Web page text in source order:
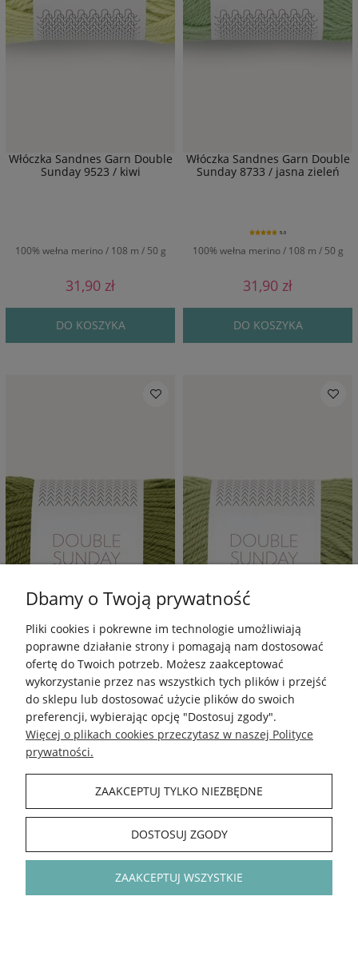
Włóczka Sandnes Garn Double
Sunday 9523 / kiwi
100% wełna merino / 108 m / 50 g
31,90 zł
DO KOSZYKA
Włóczka Sandnes Garn Double
Sunday 8733 / jasna zieleń
100% wełna merino / 108 m / 50 g
5.0
31,90 zł
DO KOSZYKA
Sunday 9564 PetiteKnit /
matcha
100% wełna merino / 108 m / 50 g
31,90 zł
Sunday 9533 PetiteKnit /
zielona herbata
100% wełna merino / 108 m / 50 g
31,90 zł
Dbamy o Twoją prywatność
Pliki cookies i pokrewne im technologie umożliwiają
poprawne działanie strony i pomagają nam dostosować
ofertę do Twoich potrzeb. Możesz zaakceptować
wykorzystanie przez nas wszystkich tych plików i przejść
do sklepu lub dostosować użycie plików do swoich
preferencji, wybierając opcję "Dostosuj zgody".
Więcej o plikach cookies przeczytasz w naszej Polityce
prywatności.
ZAAKCEPTUJ TYLKO NIEZBĘDNE
DOSTOSUJ ZGODY
ZAAKCEPTUJ WSZYSTKIE